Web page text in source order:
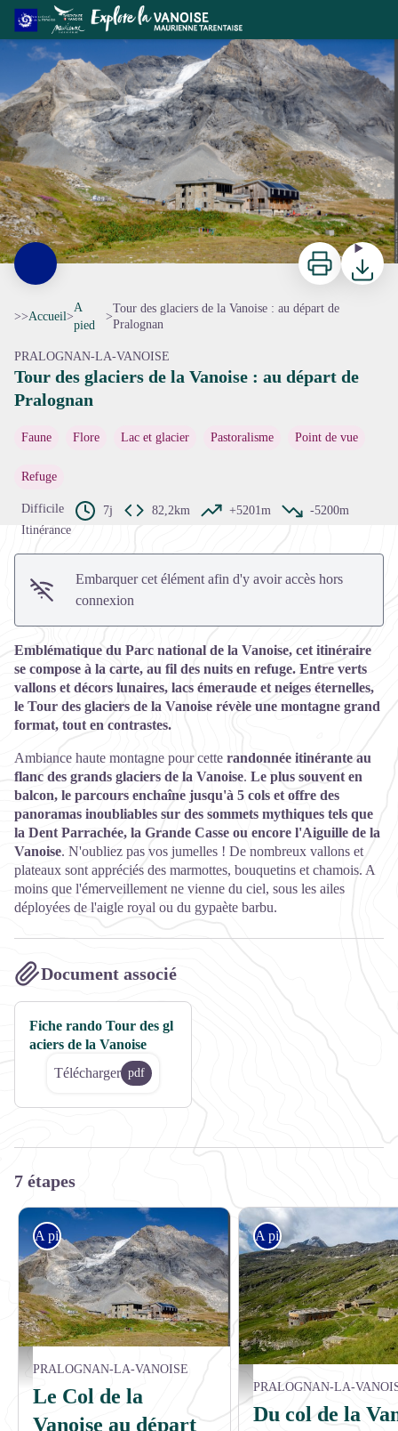
Tour des glaciers de la Vanoise : au départ de Pralognan
Imprimer
>>Accueil>
A
pied
>
Tour des glaciers de la Vanoise : au départ de
Pralognan
PRALOGNAN-LA-VANOISE
Tour des glaciers de la Vanoise : au départ de
Pralognan
Faune Flore Lac et glacier Pastoralisme Point de vue
Refuge
Difficile 7j 82,2km +5201m
-5200m
Itinérance
Embarquer cet élément afin d'y avoir accès hors
connexion
Emblématique du Parc national de la Vanoise, cet itinéraire
se compose à la carte, au fil des nuits en refuge. Entre verts
vallons et décors lunaires, lacs émeraude et neiges éternelles,
le Tour des glaciers de la Vanoise révèle une montagne grand
format, tout en contrastes.
Ambiance haute montagne pour cette randonnée itinérante au
flanc des grands glaciers de la Vanoise. Le plus souvent en
balcon, le parcours enchaîne jusqu'à 5 cols et offre des
panoramas inoubliables sur des sommets mythiques tels que
la Dent Parrachée, la Grande Casse ou encore l'Aiguille de la
Vanoise. N'oubliez pas vos jumelles ! De nombreux vallons et
plateaux sont appréciés des marmottes, bouquetins et chamois. A
moins que l'émerveillement ne vienne du ciel, sous les ailes
déployées de l'aigle royal ou du gypaète barbu.
Document associé
Fiche rando Tour des gl
aciers de la Vanoise
Télécharger pdf
7 étapes
Le refuge FFCAM du col de la Vanoise - Karine RENAUD
A pied
PRALOGNAN-LA-VANOISE
Le Col de la
Vanoise au départ
Ambiance au refuge de l'Arpont -
A pied
PRALOGNAN-LA-
Du col de la